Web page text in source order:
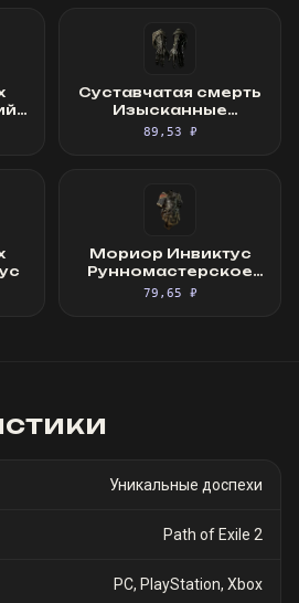
Суставчатая смерть
Изысканные
перчатки
89,53 ₽
Мориор Инвиктус
Рунномастерское
Великолепное
79,65 ₽
Уникальные доспехи
Path of Exile 2
PC, PlayStation, Xbox